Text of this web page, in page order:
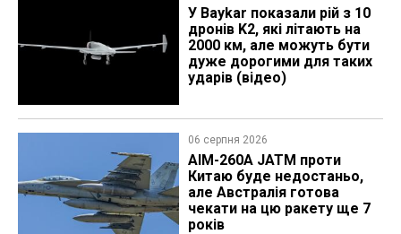
У Baykar показали рій з 10
дронів K2, які літають на
2000 км, але можуть бути
дуже дорогими для таких
ударів (відео)
06 серпня 2026
AIM-260A JATM проти
Китаю буде недостаньо,
але Австралія готова
чекати на цю ракету ще 7
років